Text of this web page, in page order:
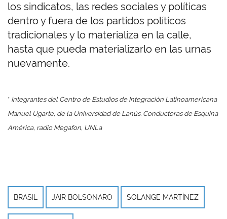
los sindicatos, las redes sociales y políticas
dentro y fuera de los partidos políticos
tradicionales y lo materializa en la calle,
hasta que pueda materializarlo en las urnas
nuevamente.
* Integrantes del Centro de Estudios de Integración Latinoamericana
Manuel Ugarte, de la Universidad de Lanús. Conductoras de Esquina
América, radio Megafon, UNLa
BRASIL JAIR BOLSONARO SOLANGE MARTÍNEZ